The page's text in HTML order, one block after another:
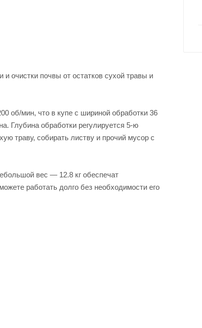
очистки почвы от остатков сухой травы и
об/мин, что в купе с шириной обработки 36
Глубина обработки регулируется 5-ю
траву, собирать листву и прочий мусор с
вес — 12.8 кг обеспечат
работать долго без необходимости его